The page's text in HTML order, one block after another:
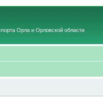
Орла и Орловской области